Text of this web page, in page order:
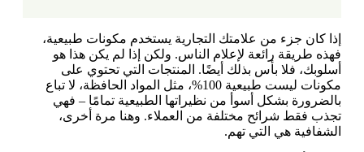
إذا كان جزء من علامتك التجارية يستخدم مكونات طبيعية،
فهذه طريقة رائعة لإعلام الناس. ولكن إذا لم يكن هذا هو
أسلوبك، فلا بأس بذلك أيضًا. المنتجات التي تحتوي على
مكونات ليست طبيعية 100%، مثل المواد الحافظة، لا تباع
بالضرورة بشكل أسوأ من نظيراتها الطبيعية تمامًا – فهي
تجذب فقط شرائح مختلفة من العملاء. وهنا مرة أخرى،
الشفافية هي التي تهم.